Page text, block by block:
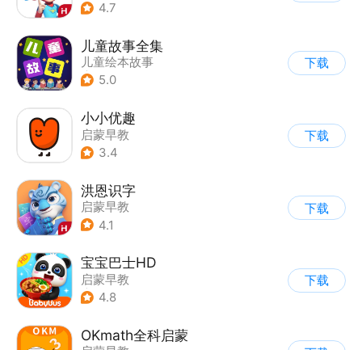
4.7
儿童故事全集
儿童绘本故事
| 启蒙早教
5.0
下载
小小优趣
启蒙早教
3.4
下载
洪恩识字
启蒙早教
4.1
下载
宝宝巴士HD
启蒙早教
| 儿童益智游戏
4.8
下载
OKmath全科启蒙